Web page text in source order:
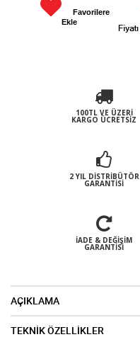
Favorilere
Ekle
100TL VE ÜZERI
KARGO ÜCRETSIZ
2 YIL DISTRIBÜTÖR
GARANTISI
İADE & DEĞIŞIM
GARANTISI
AÇIKLAMA
TEKNİK ÖZELLİKLER